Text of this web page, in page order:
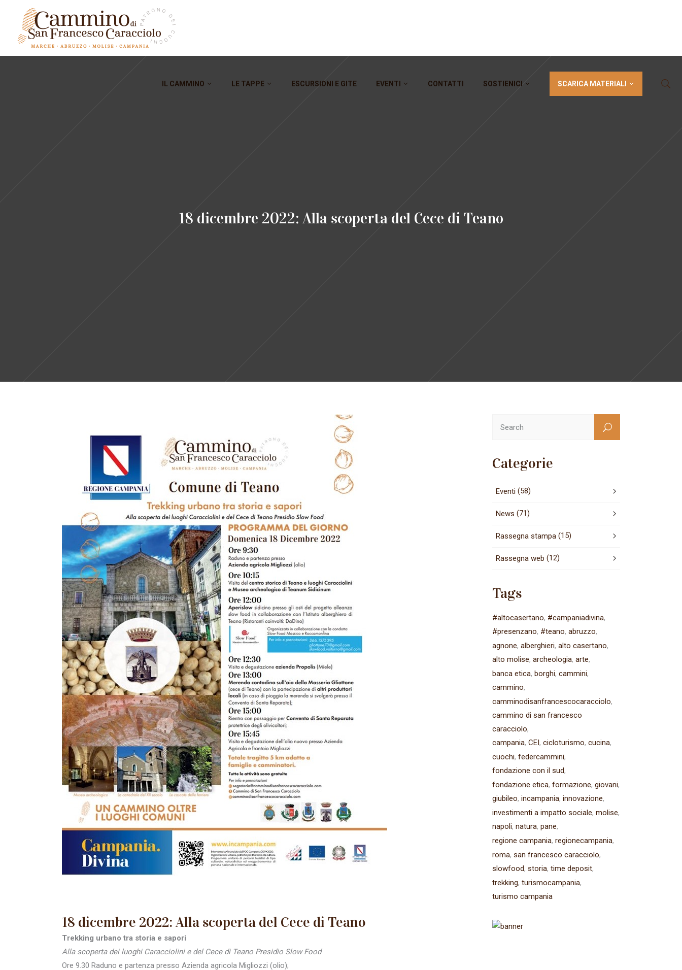
IL CAMMINO LE TAPPE ESCURSIONI E GITE EVENTI CONTATTI SOSTIENICI SCARICA MATERIALI
18 dicembre 2022: Alla scoperta del Cece di Teano
18 dicembre 2022: Alla scoperta del Cece di Teano
Trekking urbano tra storia e sapori
Alla scoperta dei luoghi Caracciolini e del Cece di Teano Presidio Slow Food
Ore 9.30 Raduno e partenza presso Azienda agricola Migliozzi (olio);
Categorie
Eventi (58)
News (71)
Rassegna stampa(15)
Rassegna web (12)
Tags
#altocasertano #campaniadivina
#presenzano #teano abruzzo
agnone alberghieri alto casertano
alto molise archeologia arte
banca etica borghi cammini
cammino
camminodisanfrancescocaracciolo
cammino di san francesco
caracciolo
campania CEI cicloturismo cucina
cuochi federcammini
fondazione con il sud
fondazione etica formazione giovani
giubileo incampania innovazione
investimenti a impatto sociale molise
napoli natura pane
regione campania regionecampania
roma san francesco caracciolo
slowfood storia time deposit
trekking turismocampania
turismo campania